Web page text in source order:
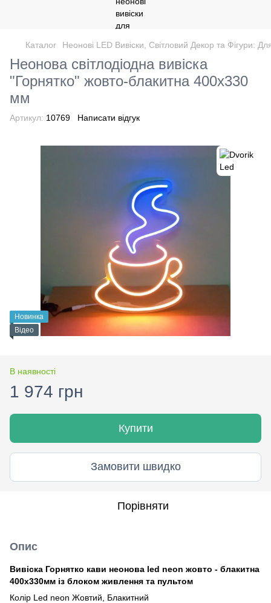
Каталог Неонові LED Вивіски, Світловий Декор та Фігури:
Неонова світлодіодна вивіска
"Горнятко" жовто-блакитна 400х330
мм
Артикул: 10769 Написати відгук
Новинка
Відео
В наявності
1 974 грн
Купити
Замовити швидко
Порівняти
Опис
Вивіска Горнятко кави неонова led neon жовто - блакитна
400х330мм із блоком живлення та пультом
Колір Led neon Жовтий, Блакитний